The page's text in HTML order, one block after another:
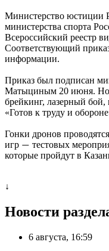
Министерство юстиции
министерства спорта
Всероссийский реестр
Соответствующий
информации.
Приказ был подписан
Матыциным 20 июня.
брейкинг, лазерный
«Готов к труду и
Гонки дронов
игр — тестовых
которые пройдут в
↓
Новости
6 августа, 16:59